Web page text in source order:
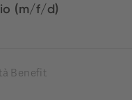
(m/f/d)
Benefit